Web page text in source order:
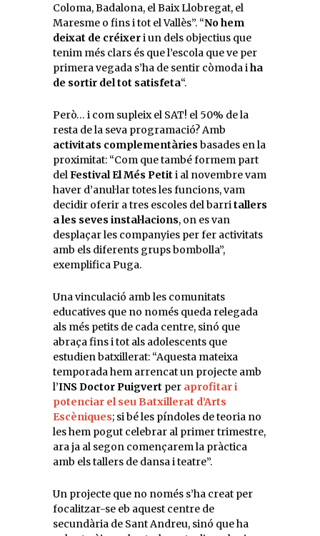
Coloma, Badalona, el Baix Llobregat, el
Maresme o fins i tot el Vallès”. “No hem
deixat de créixeri un dels objectius que
tenim més clars és que l’escola que ve per
primera vegada s’ha de sentir còmoda iha
de sortir del tot satisfeta“.
Però… i com supleix el SAT! el 50% de la
resta de la seva programació? Amb
activitats complementàries basades en la
proximitat: “Com que també formem part
delFestival El Més Petit i al novembre vam
haver d’anul·lar totes les funcions, vam
decidir oferir a tres escoles del barritallers
a les seves instal·lacions, on es van
desplaçar les companyies per fer activitats
amb els diferents grups bombolla”,
exemplifica Puga.
Una vinculació amb les comunitats
educatives que no només queda relegada
als més petits de cada centre, sinó que
abraça fins i tot als adolescents que
estudien batxillerat: “Aquesta mateixa
temporada hem arrencat un projecte amb
l’INS Doctor Puigvert per aprofitar i
potenciar el seu Batxillerat d’Arts
Escèniques; si bé les píndoles de teoria no
les hem pogut celebrar al primer trimestre,
ara ja al segon començarem la pràctica
amb els tallers de dansa i teatre”.
Un projecte que no només s’ha creat per
focalitzar-se eb aquest centre de
secundària de Sant Andreu, sinó que ha